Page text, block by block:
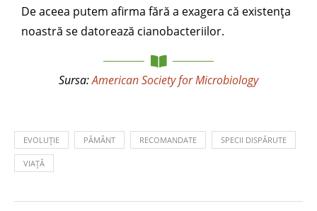
De aceea putem afirma fără a exagera că existența
noastră se datorează cianobacteriilor.
Sursa:American Society for Microbiology
EVOLUȚIE PĂMÂNT RECOMANDATE SPECII DISPĂRUTE
VIAȚĂ